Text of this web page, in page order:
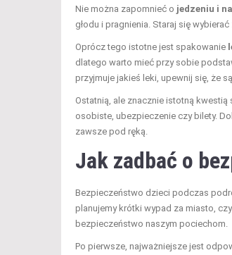
Nie można zapomnieć o jedzeniu i
głodu i pragnienia. Staraj się
Oprócz tego istotne jest spakowanie
dlatego warto mieć przy sobie
przyjmuje jakieś leki, upewnij się, że
Ostatnią, ale znacznie istotną kwestią
osobiste, ubezpieczenie czy bilety.
zawsze pod ręką.
Jak zadbać o
Bezpieczeństwo dzieci podczas
planujemy krótki wypad za miasto,
bezpieczeństwo naszym pociechom.
Po pierwsze, najważniejsze jest